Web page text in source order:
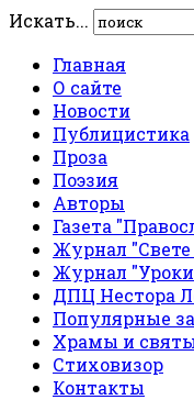
Искать...
Главная
О сайте
Новости
Публицистика
Проза
Поэзия
Авторы
Газета
Журнал
Журнал
ДПЦ Нестора
Популярные
Храмы и
Стиховизор
Контакты